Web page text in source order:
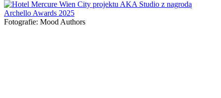
Fotografie: Mood Authors